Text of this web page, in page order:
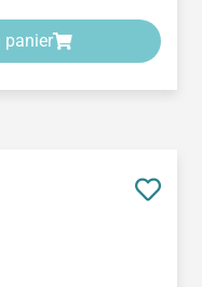
panier